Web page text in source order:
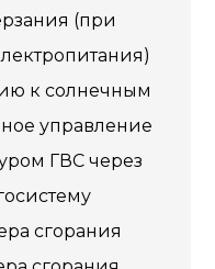
(при
к солнечным
управление
ГВС через
сгорания